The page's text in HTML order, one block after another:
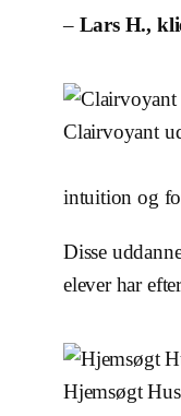
– Lars H.,
Clairvoyant
intuition og
Disse
elever har
Hjemsøgt